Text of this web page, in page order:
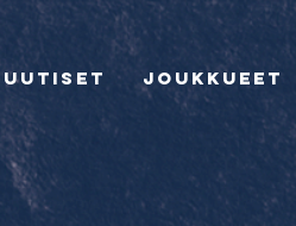
Uutiset Joukkueet